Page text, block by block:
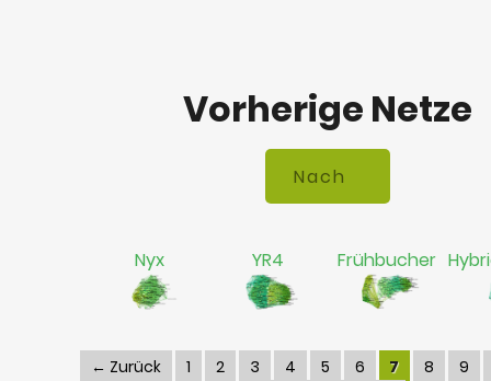
Vorherige Netze
Nyx YR4 Frühbucher
← Zurück 1 2 3 4 5 6 7 8
9